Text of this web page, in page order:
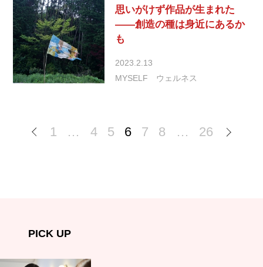
思いがけず作品が生まれた
――創造の種は身近にあるか
も
2023.2.13
MYSELF
ウェルネス
1 … 4 5 6 7 8 … 26
PICK UP